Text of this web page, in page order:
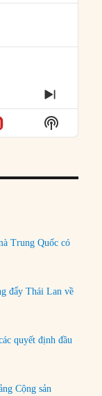
NEXT
Show
Podcast
Trung Quốc có
đẩy Thái Lan về
quyết định đầu
Cộng sản